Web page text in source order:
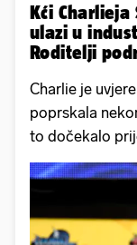
Kći
ulazi u
Roditelji
Charlie je
poprskala
to dočekalo